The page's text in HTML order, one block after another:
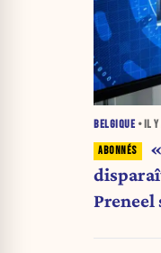
BELGIQUE • IL Y
Preneel